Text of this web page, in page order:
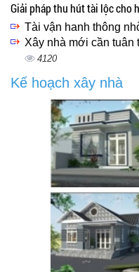
Giải pháp thu hút tài lộc cho
Tài vận hanh thông
Xây nhà mới cần tuân
4120
Kế hoạch xây nhà